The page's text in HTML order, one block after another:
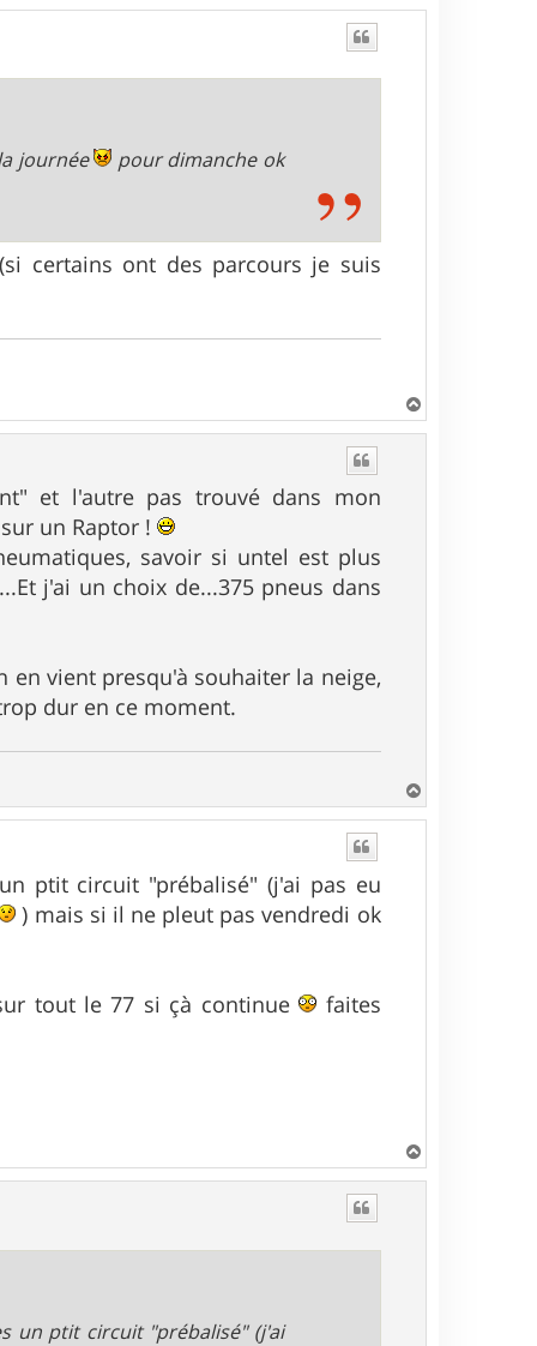
journée
pour dimanche ok
certains ont des parcours je suis
a
et l'autre pas trouvé dans mon
un Raptor !
savoir si untel est plus
j'ai un choix de...375 pneus dans
vient presqu'à souhaiter la neige,
dur en ce moment.
a
ptit circuit "prébalisé" (j'ai pas eu
) mais si il ne pleut pas vendredi ok
tout le 77 si çà continue
faites
a
un ptit circuit "prébalisé" (j'ai